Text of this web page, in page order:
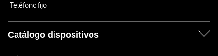
Teléfono fijo
Catálogo dispositivos